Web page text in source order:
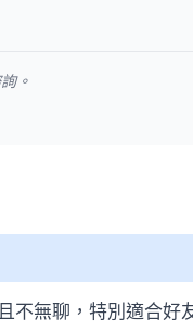
。
不無聊，特別適合好